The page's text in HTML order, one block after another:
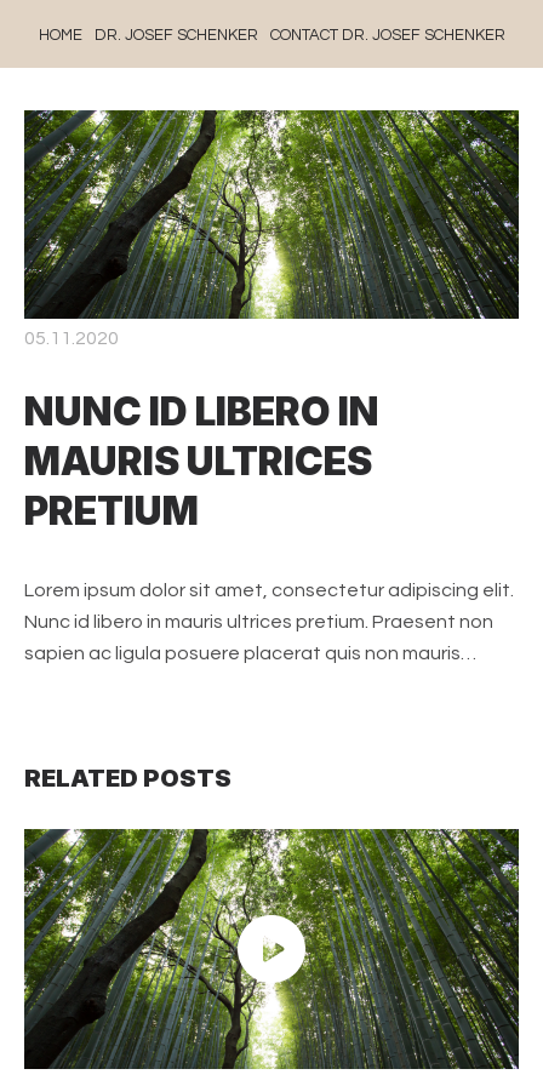
HOME DR. JOSEF SCHENKER CONTACT DR. JOSEF SCHENKER
05.11.2020
NUNC ID LIBERO IN
MAURIS ULTRICES
PRETIUM
Lorem ipsum dolor sit amet, consectetur adipiscing elit.
Nunc id libero in mauris ultrices pretium. Praesent non
sapien ac ligula posuere placerat quis non mauris…
RELATED POSTS